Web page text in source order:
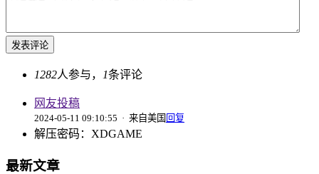
1282人参与， 1条评论
网友投稿
2024-05-11 09:10:55 · 来自美国 回复
解压密码：XDGAME
最新文章